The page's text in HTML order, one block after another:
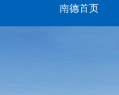
南德首页